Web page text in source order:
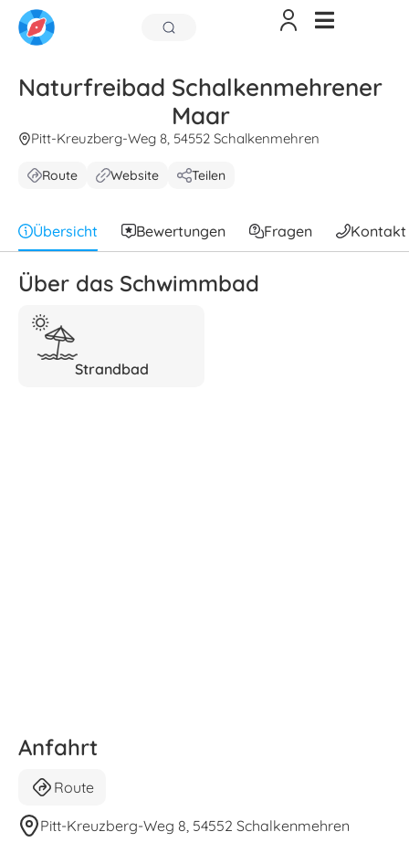
Naturfreibad Schalkenmehrener
Maar
Pitt-Kreuzberg-Weg 8, 54552 Schalkenmehren
Route Website Teilen
Übersicht Bewertungen Fragen Kontakt
Über das Schwimmbad
Strandbad
Anfahrt
Route
Pitt-Kreuzberg-Weg 8, 54552 Schalkenmehren